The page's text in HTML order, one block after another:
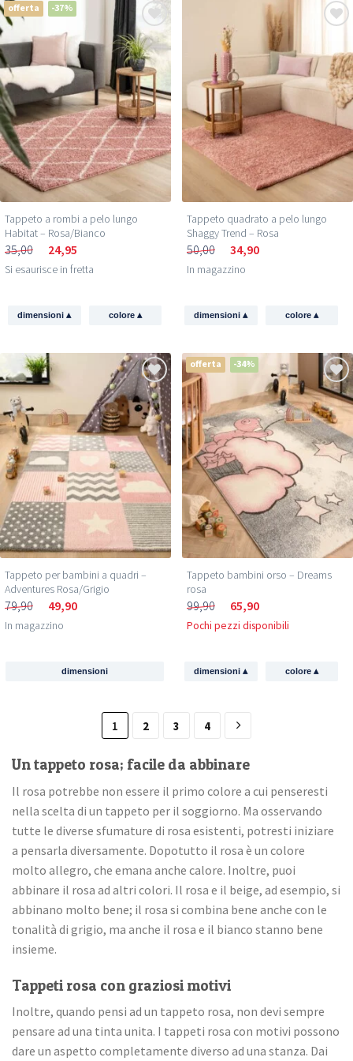
offerta -37%
Tappeto a rombi a pelo lungo
Habitat – Rosa/Bianco
35,00 24,95
Si esaurisce in fretta
dimensioni▴ colore ▴
Tappeto quadrato a pelo lungo
Shaggy Trend – Rosa
50,00 34,90
In magazzino
dimensioni▴ colore ▴
Tappeto per bambini a quadri –
Adventures Rosa/Grigio
79,90 49,90
In magazzino
dimensioni
offerta -34%
Tappeto bambini orso – Dreams
rosa
99,90 65,90
Pochi pezzi disponibili
dimensioni▴ colore ▴
1 2 3 4
Un tappeto rosa; facile da abbinare
Il rosa potrebbe non essere il primo colore a cui penseresti
nella scelta di un tappeto per il soggiorno. Ma osservando
tutte le diverse sfumature di rosa esistenti, potresti iniziare
a pensarla diversamente. Dopotutto il rosa è un colore
molto allegro, che emana anche calore. Inoltre, puoi
abbinare il rosa ad altri colori. Il rosa e il beige, ad esempio, si
abbinano molto bene; il rosa si combina bene anche con le
tonalità di grigio, ma anche il rosa e il bianco stanno bene
insieme.
Tappeti rosa con graziosi motivi
Inoltre, quando pensi ad un tappeto rosa, non devi sempre
pensare ad una tinta unita. I tappeti rosa con motivi possono
dare un aspetto completamente diverso ad una stanza. Dai
Ottieni il mio sconto →
Oltre 350.000 persone ti hanno già preceduto